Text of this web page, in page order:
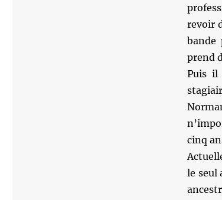
revoir
bande
prend
Puis il
cinq
le seul